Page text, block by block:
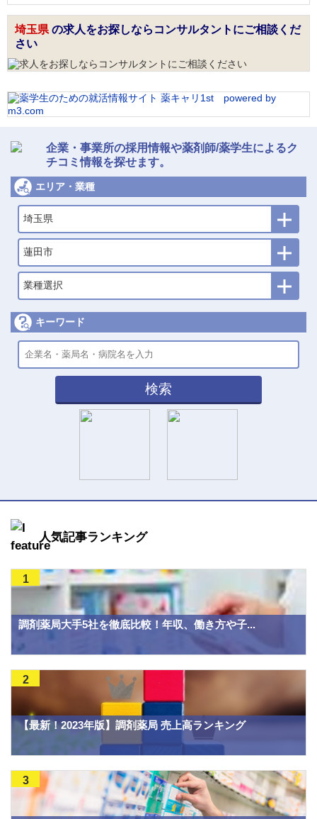
埼玉県 の求人をお探しならコンサルタントにご相談くだ
さい
企業・事業所の採用情報や薬剤師/薬学生によるク
チコミ情報を探せます。
エリア・業種
埼玉県
蓮田市
業種選択
キーワード
検索
人気記事ランキング
調剤薬局大手5社を徹底比較！年収、働き方や子...
1
【最新！2023年版】調剤薬局 売上高ランキング
2
3